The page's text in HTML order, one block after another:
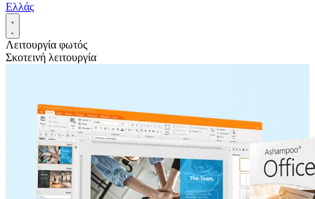
Ελλάς
Λειτουργία φωτός
Σκοτεινή λειτουργία